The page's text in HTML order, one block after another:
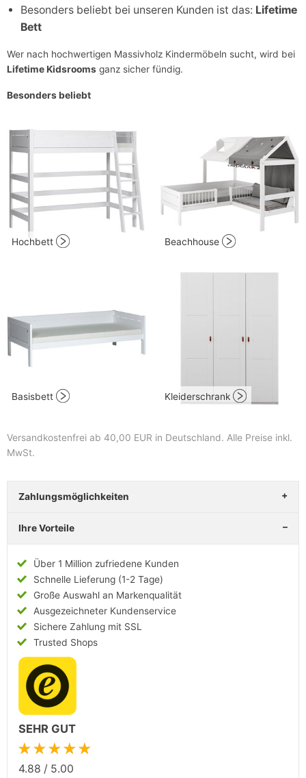
Besonders beliebt bei unseren Kunden ist das: Lifetime
Bett
Wer nach hochwertigen Massivholz Kindermöbeln sucht, wird bei
Lifetime Kidsrooms ganz sicher fündig.
Besonders beliebt
Hochbett Beachhouse
Basisbett Kleiderschrank
Versandkostenfrei ab 40,00 EUR in Deutschland. Alle Preise inkl.
MwSt.
Zahlungsmöglichkeiten
Ihre Vorteile
Über 1 Million zufriedene Kunden
Schnelle Lieferung (1-2 Tage)
Große Auswahl an Markenqualität
Ausgezeichneter Kundenservice
Sichere Zahlung mit SSL
Trusted Shops
SEHR GUT
★★★★★
4.88 / 5.00